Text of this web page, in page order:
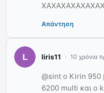
Απάντηση
liris11 10 χρόνια
@sint o Kirin 950
6200 multi και ο